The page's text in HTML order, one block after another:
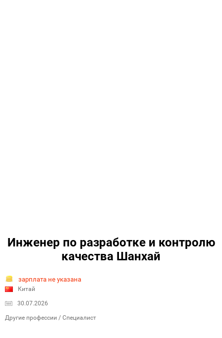
Инженер по разработке и контролю
качества Шанхай
зарплата не указана
Китай
30.07.2026
Другие профессии / Специалист